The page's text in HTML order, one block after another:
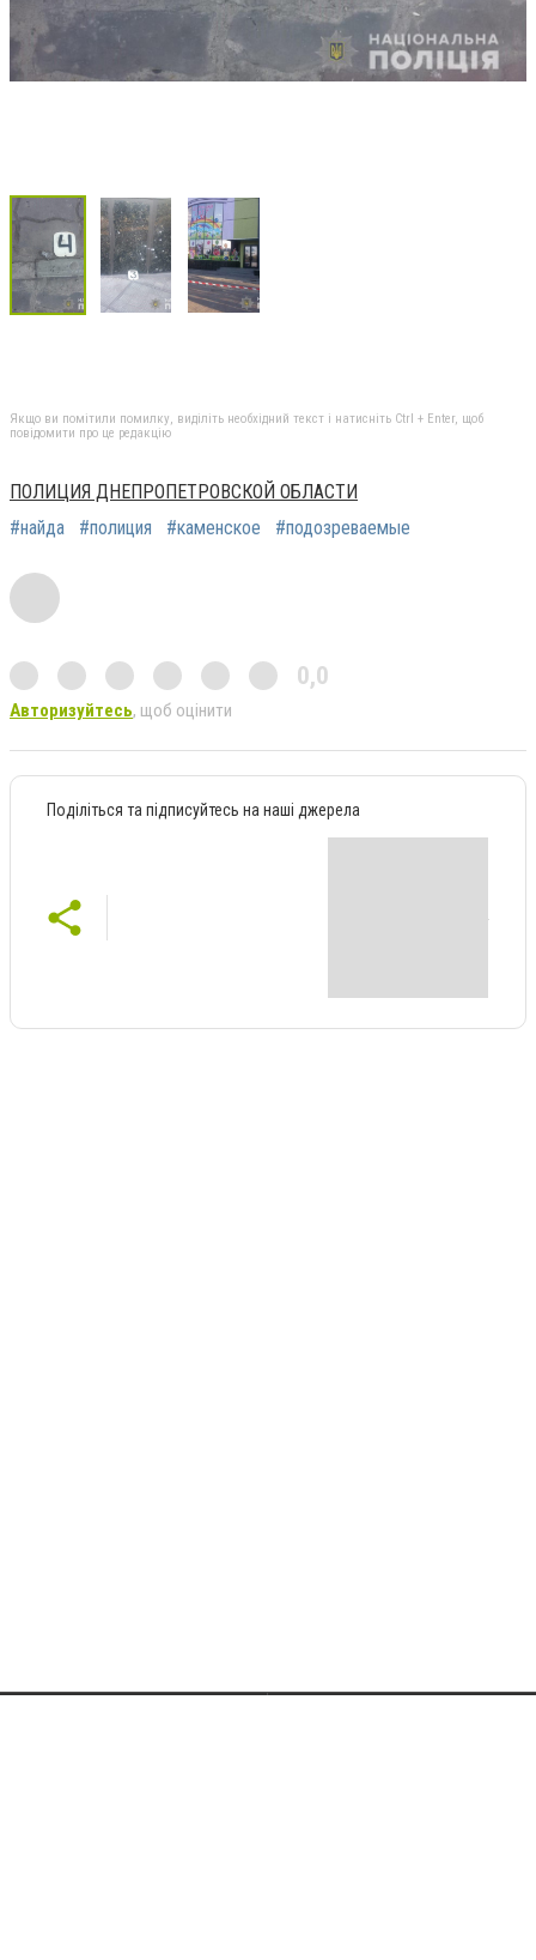
Якщо ви помітили помилку, виділіть необхідний текст і натисніть Ctrl + Enter, щоб
повідомити про це редакцію
ПОЛИЦИЯ ДНЕПРОПЕТРОВСКОЙ ОБЛАСТИ
#найда
#полиция #каменское #подозреваемые
0,0
Авторизуйтесь, щоб оцінити
Поділіться та підписуйтесь на наші джерела